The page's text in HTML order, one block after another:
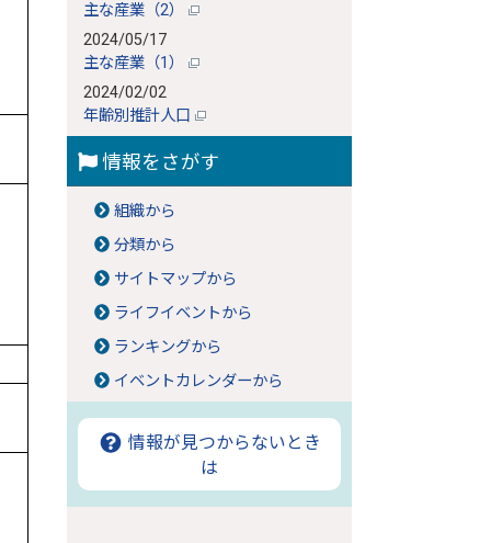
主な産業（2）
2024/05/17
主な産業（1）
2024/02/02
年齢別推計人口
情報をさがす
組織から
分類から
サイトマップから
ライフイベントから
ランキングから
イベントカレンダーから
情報が見つからないとき
は